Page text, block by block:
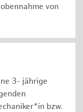
von
3- jährige
bzw.